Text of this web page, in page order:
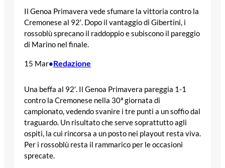
Il Genoa Primavera vede sfumare la vittoria contro la
Cremonese al 92′. Dopo il vantaggio di Gibertini, i
rossoblù sprecano il raddoppio e subiscono il pareggio
di Marino nel finale.
15 Mar•Redazione
Una beffa al 92′. Il Genoa Primavera pareggia 1-1
contro la Cremonese nella 30ª giornata di
campionato, vedendo svanire i tre punti a un soffio dal
traguardo. Un risultato che serve soprattutto agli
ospiti, la cui rincorsa a un posto nei playout resta viva.
Per i rossoblù resta il rammarico per le occasioni
sprecate.